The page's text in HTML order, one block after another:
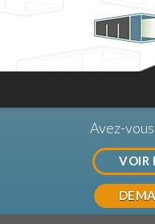
Avez-
VOIR